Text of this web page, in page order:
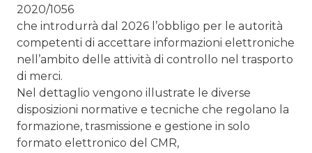
2020/1056
che introdurrà dal 2026 l’obbligo per le autorità
competenti di accettare informazioni elettroniche
nell’ambito delle attività di controllo nel trasporto
di merci.
Nel dettaglio vengono illustrate le diverse
disposizioni normative e tecniche che regolano la
formazione, trasmissione e gestione in solo
formato elettronico del CMR,